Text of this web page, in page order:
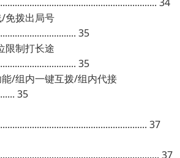
免拨出局号
35
限制打长途
35
/组内一键互拨/组内代接
35
37
37